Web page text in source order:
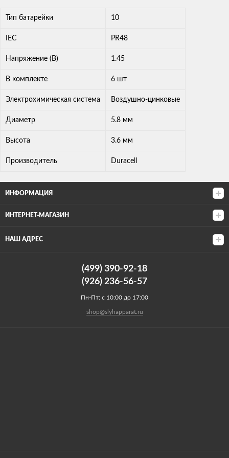
Тип батарейки 10
IEC PR48
Напряжение (В) 1.45
В комплекте 6 шт
Электрохимическая система Воздушно-цинковые
Диаметр 5.8 мм
Высота 3.6 мм
Производитель Duracell
ИНФОРМАЦИЯ
ИНТЕРНЕТ-МАГАЗИН
НАШ АДРЕС
(499) 390-92-18
(926) 236-56-57
Пн-Пт: с 10:00 до 17:00
shop@slyhapparat.ru